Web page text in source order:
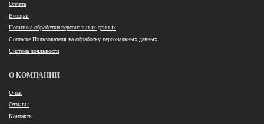
Оплата
Возврат
Политика обработки персональных данных
Согласие Пользователя на обработку персональных данных
Система лояльности
О КОМПАНИИ
О нас
Отзывы
Контакты